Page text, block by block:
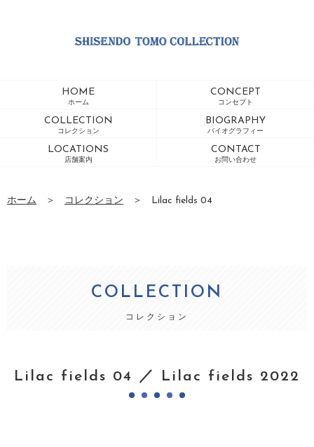
HOME
ホーム
CONCEPT
コンセプト
COLLECTION
コレクション
BIOGRAPHY
バイオグラフィー
LOCATIONS
店舗案内
CONTACT
お問い合わせ
ホーム ＞ コレクション ＞ Lilac fields 04
COLLECTION
コレクション
Lilac fields 04 ／ Lilac fields 2022